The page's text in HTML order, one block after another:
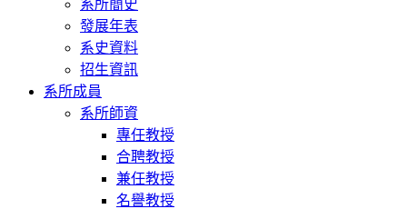
系所簡史
發展年表
系史資料
招生資訊
系所成員
系所師資
專任教授
合聘教授
兼任教授
名譽教授